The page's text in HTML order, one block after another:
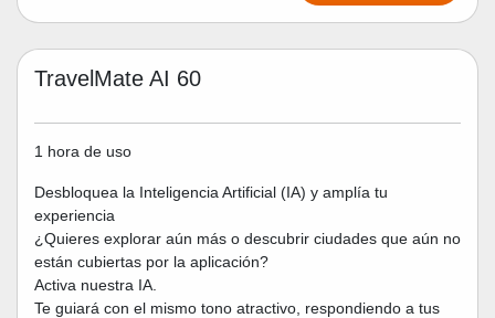
TravelMate AI 60
1 hora de uso
Desbloquea la Inteligencia Artificial (IA) y amplía tu
experiencia
¿Quieres explorar aún más o descubrir ciudades que aún no
están cubiertas por la aplicación?
Activa nuestra IA.
Te guiará con el mismo tono atractivo, respondiendo a tus